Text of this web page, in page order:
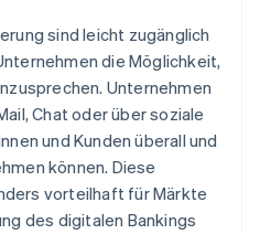
sind leicht zugänglich
die Möglichkeit,
Unternehmen
Chat oder über soziale
und Kunden überall und
können. Diese
vorteilhaft für Märkte
des digitalen Bankings